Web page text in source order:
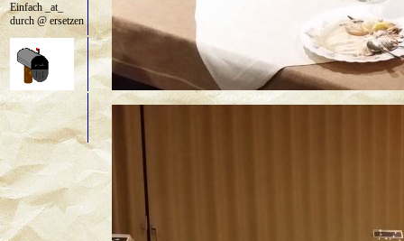
Einfach _at_
durch @ ersetzen